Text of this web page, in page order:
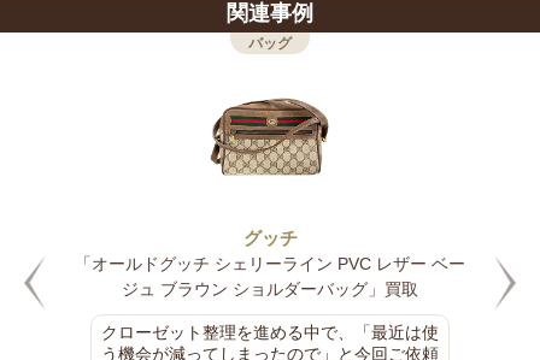
関連事例
バッグ
グッチ
「オールドグッチ シェリーライン PVC レザー ベー
ジュ ブラウン ショルダーバッグ」買取
クローゼット整理を進める中で、「最近は使
う機会が減ってしまったので」と今回ご依頼